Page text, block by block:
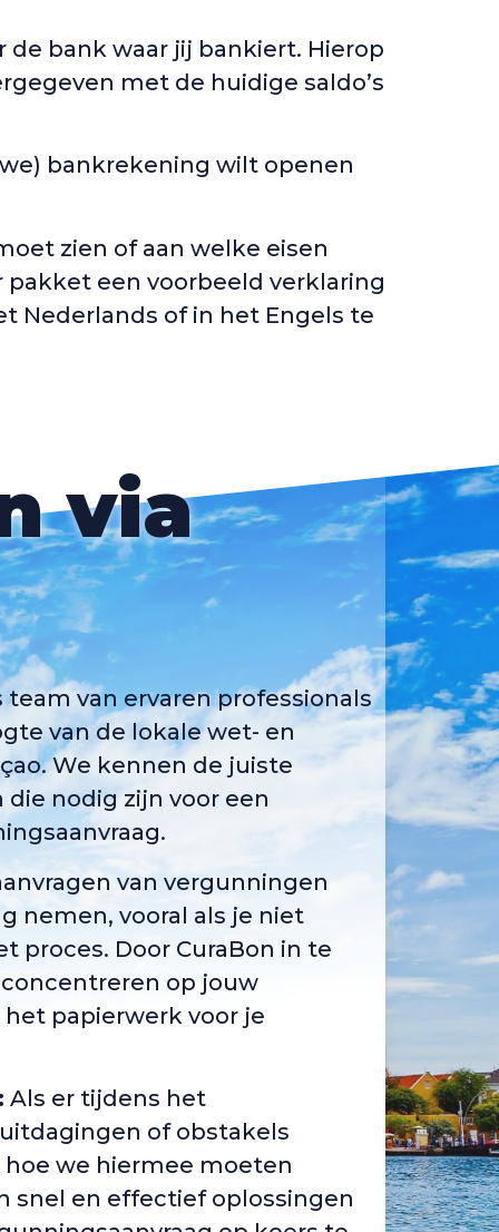
bank waar jij bankiert. Hierop
met de huidige saldo’s
bankrekening wilt openen
zien of aan welke eisen
pakket een voorbeeld verklaring
Nederlands of in het Engels te
via
team van ervaren professionals
van de lokale wet- en
We kennen de juiste
nodig zijn voor een
van vergunningen
nemen, vooral als je niet
proces. Door CuraBon in te
op jouw
papierwerk voor je
Als er tijdens het
of obstakels
we hiermee moeten
snel en effectief oplossingen